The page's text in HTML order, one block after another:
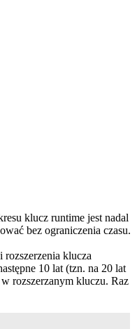
klucz runtime jest nadal
bez ograniczenia czasu.
klucza
10 lat (tzn. na 20 lat
rozszerzanym kluczu. Raz